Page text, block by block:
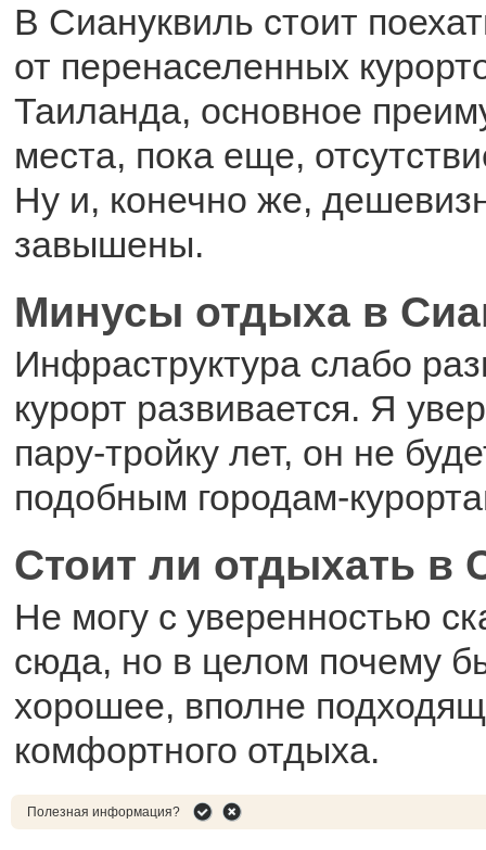
В Сиануквиль стоит
от перенаселенных
Таиланда, основное
места, пока еще,
Ну и, конечно же,
завышены.
Минусы отдыха в
Инфраструктура слабо
курорт развивается. Я
пару-тройку лет, он не
подобным городам-
Стоит ли отдыхать в
Не могу с уверенностью
сюда, но в целом почему
хорошее, вполне
комфортного отдыха.
Полезная информация?